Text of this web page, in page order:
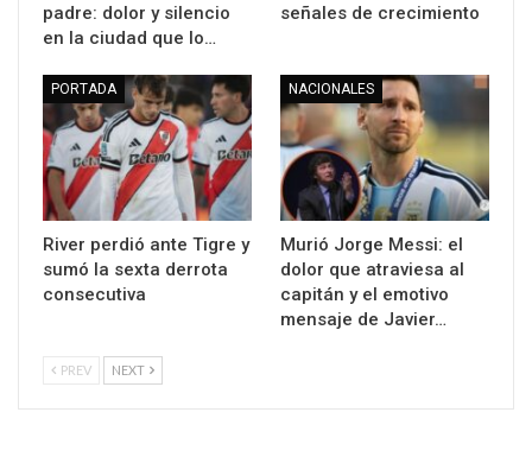
padre: dolor y silencio
en la ciudad que lo…
señales de crecimiento
PORTADA
River perdió ante Tigre y
sumó la sexta derrota
consecutiva
NACIONALES
Murió Jorge Messi: el
dolor que atraviesa al
capitán y el emotivo
mensaje de Javier…
PREV NEXT